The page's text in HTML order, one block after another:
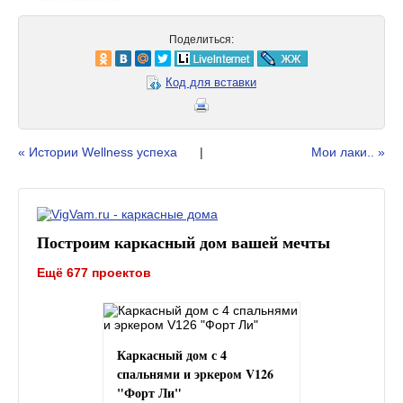
Поделиться:
Код для вставки
« Истории Wellness успеха | Мои лаки.. »
Построим каркасный дом вашей мечты
Ещё 677 проектов
Каркасный дом с 4
спальнями и эркером V126
"Форт Ли"